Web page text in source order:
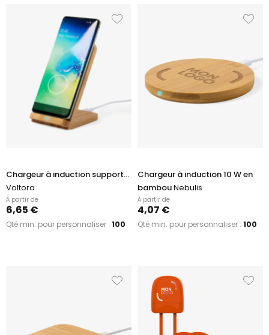
Chargeur à induction support...
Voltora
À partir de
6,65 €
Qté min. pour personnaliser : 100
Chargeur à induction 10 W en
bambouNebulis
À partir de
4,07 €
Qté min. pour personnaliser : 100